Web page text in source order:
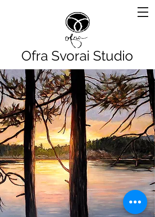
Ofra Svorai Studio